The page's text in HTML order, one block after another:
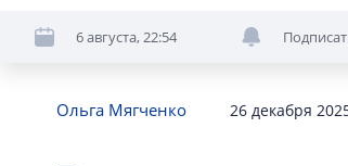
6 августа, 22:54
Ольга Мягченко 26 декабря